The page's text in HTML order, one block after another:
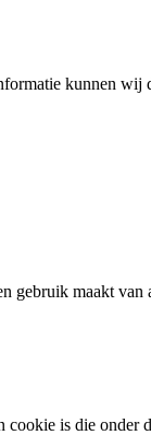
kunnen wij
gebruik maakt van
is die onder